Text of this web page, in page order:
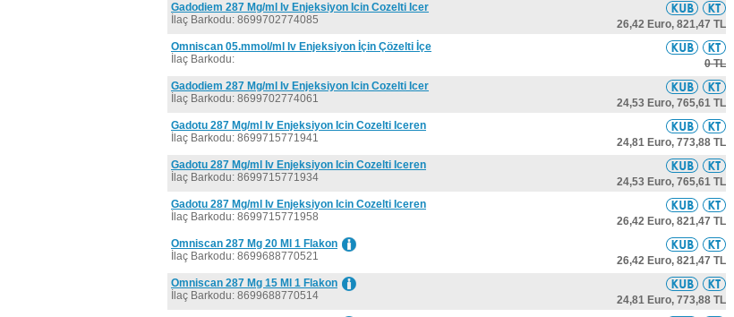
Gadodiem 287 Mg/ml Iv Enjeksiyon Icin Cozelti Icer
İlaç Barkodu: 8699702774085
26,42 Euro, 821,47 TL
Omniscan 05.mmol/ml Iv Enjeksiyon İçin Çözelti İçe
İlaç Barkodu:
0 TL
Gadodiem 287 Mg/ml Iv Enjeksiyon Icin Cozelti Icer
İlaç Barkodu: 8699702774061
24,53 Euro, 765,61 TL
Gadotu 287 Mg/ml Iv Enjeksiyon Icin Cozelti Iceren
İlaç Barkodu: 8699715771941
24,81 Euro, 773,88 TL
Gadotu 287 Mg/ml Iv Enjeksiyon Icin Cozelti Iceren
İlaç Barkodu: 8699715771934
24,53 Euro, 765,61 TL
Gadotu 287 Mg/ml Iv Enjeksiyon Icin Cozelti Iceren
İlaç Barkodu: 8699715771958
26,42 Euro, 821,47 TL
Omniscan 287 Mg 20 Ml 1 Flakon
İlaç Barkodu: 8699688770521
26,42 Euro, 821,47 TL
Omniscan 287 Mg 15 Ml 1 Flakon
İlaç Barkodu: 8699688770514
24,81 Euro, 773,88 TL